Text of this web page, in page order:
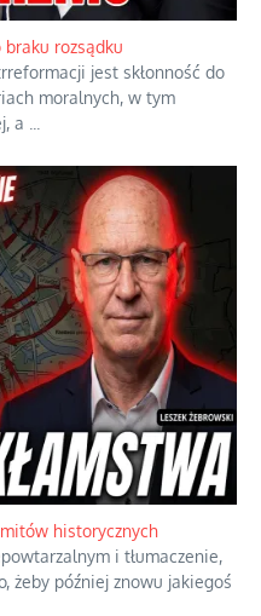
katastrofą
we wspólnocie.
rozsądku
jest skłonność do
moralnych, w tym
a...